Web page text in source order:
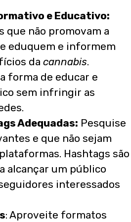
e Educativo:
que não promovam a
eduquem e informem
da cannabis.
forma de educar e
sem infringir as
Adequadas: Pesquise
e que não sejam
Hashtags são
alcançar um público
interessados
: Aproveite formatos